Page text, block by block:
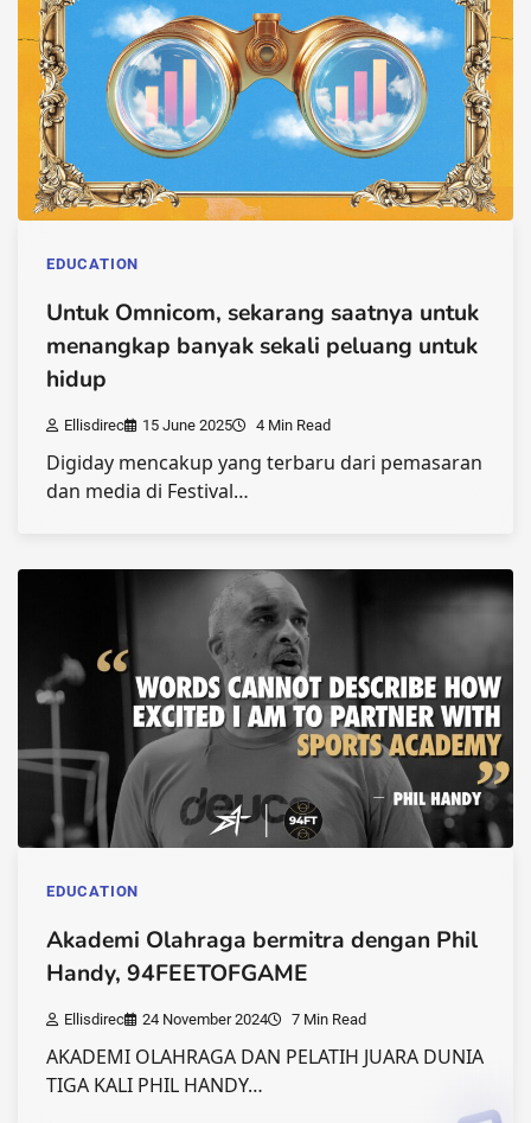
EDUCATION
Untuk Omnicom, sekarang saatnya untuk
menangkap banyak sekali peluang untuk
hidup
Ellisdirec 15 June 2025 4 Min Read
Digiday mencakup yang terbaru dari pemasaran
dan media di Festival…
EDUCATION
Akademi Olahraga bermitra dengan Phil
Handy, 94FEETOFGAME
Ellisdirec 24 November 2024 7 Min Read
AKADEMI OLAHRAGA DAN PELATIH JUARA DUNIA
TIGA KALI PHIL HANDY…